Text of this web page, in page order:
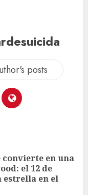
posts
convierte en una
el 12 de
en el